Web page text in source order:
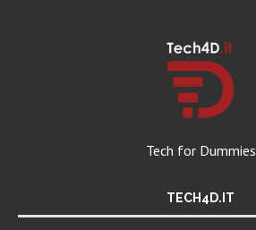
Tech for Dummies
TECH4D.IT